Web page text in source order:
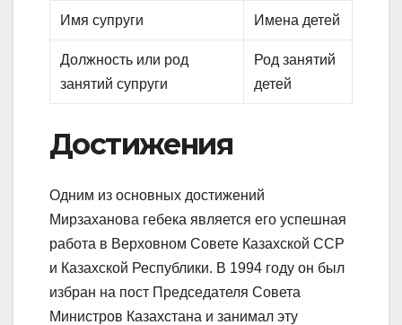
Имя супруги Имена детей
Должность или род
занятий супруги
Род занятий
детей
Достижения
Одним из основных достижений
Мирзаханова гебека является его успешная
работа в Верховном Совете Казахской ССР
и Казахской Республики. В 1994 году он был
избран на пост Председателя Совета
Министров Казахстана и занимал эту